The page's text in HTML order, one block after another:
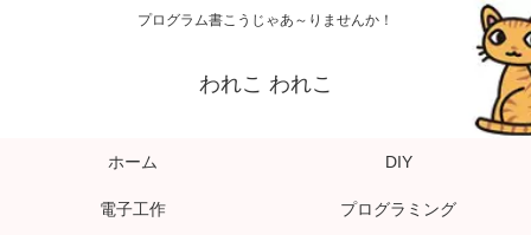
プログラム書こうじゃあ～りませんか！
われこ われこ
ホーム DIY
電子工作 プログラミング